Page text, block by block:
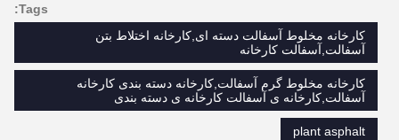
Tags:
کارخانه مخلوط آسفالت دسته ای,کارخانه اختلاط بتن
آسفالت,آسفالت کارخانه
کارخانه مخلوط گرم آسفالت,کارخانه دسته بندی کارخانه
آسفالت,کارخانه ی آسفالت کارخانه ی دسته بندی
plant asphalt